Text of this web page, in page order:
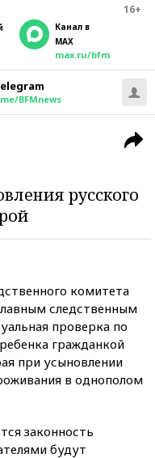
16+
Канал в
MAX
max.ru/bfm
BFMnews
русского
комитета
следственным
проверка по
гражданкой
при усыновлении
в однополом
законность
будут